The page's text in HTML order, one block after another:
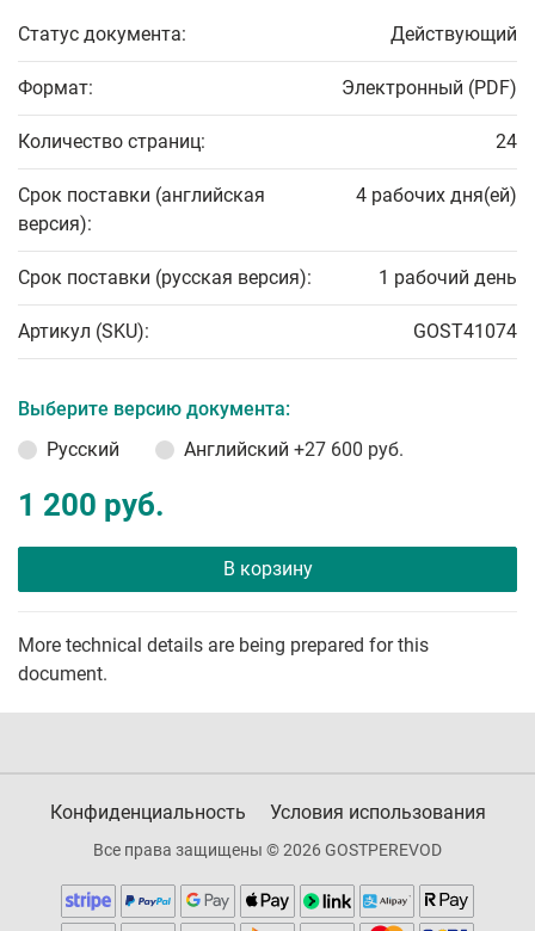
Статус документа: Действующий
Формат: Электронный (PDF)
Количество страниц: 24
Срок поставки (английская
версия):
4 рабочих дня(ей)
Срок поставки (русская версия): 1 рабочий день
Артикул (SKU): GOST41074
Выберите версию документа:
Русский
Английский +27 600 руб.
1 200 руб.
В корзину
More technical details are being prepared for this
document.
Конфиденциальность Условия использования
Все права защищены © 2026 GOSTPEREVOD